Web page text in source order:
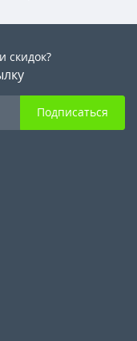
скидок?
Подписаться